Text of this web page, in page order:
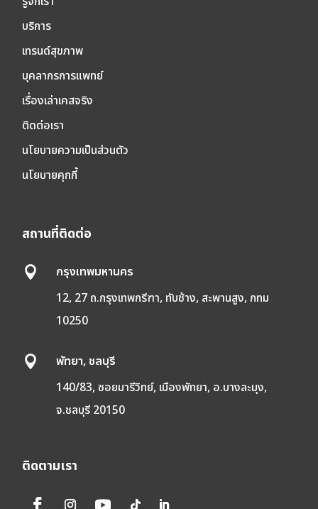
บริการ
เทรนด์สุขภาพ
บุคลากรการแพทย์
เรื่องเล่าเคสจริง
ติดต่อเรา
นโยบายความเป็นส่วนตัว
นโยบายคุกกี้
สถานที่ติดต่อ

กรุงเทพมหานคร
12, 27 ถ.กรุงเทพกรีฑา, ทับช้าง, สะพานสูง, กทม
10250

พัทยา, ชลบุรี
140/83, ซอยมารีวิทย์, เมืองพัทยา, อ.บางละมุง,
จ.ชลบุรี 20150
ติดตามเรา